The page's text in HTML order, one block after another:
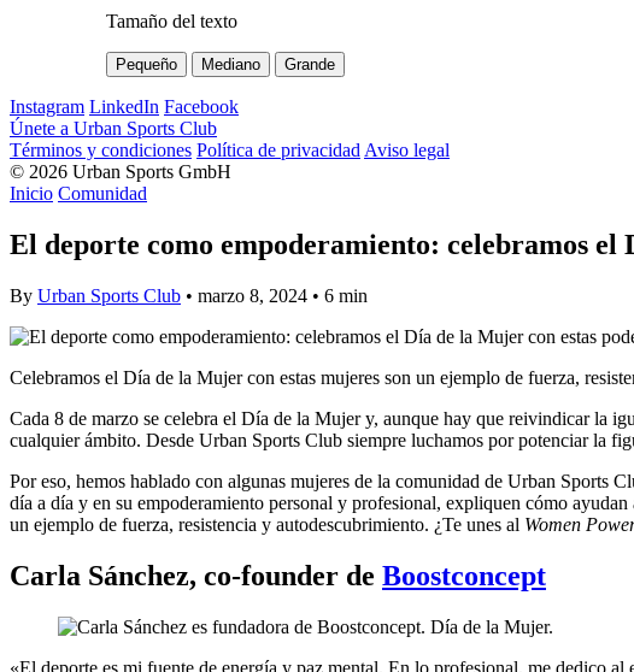
Tamaño del texto
Pequeño Mediano Grande
Instagram LinkedIn Facebook
Únete a Urban Sports Club
Términos y condiciones Política de privacidad Aviso legal
© 2026 Urban Sports GmbH
Inicio Comunidad
El deporte como empoderamiento: celebramos el
By Urban Sports Club • marzo 8, 2024 • 6 min
Celebramos el Día de la Mujer con estas mujeres son un ejemplo de fuerza,
Cada 8 de marzo se celebra el Día de la Mujer y, aunque hay que reivindicar la
cualquier ámbito. Desde Urban Sports Club siempre luchamos por potenciar la
Por eso, hemos hablado con algunas mujeres de la comunidad de Urban Sports
día a día y en su empoderamiento personal y profesional, expliquen cómo
un ejemplo de fuerza, resistencia y autodescubrimiento. ¿Te unes al Women
Carla Sánchez, co-founder de Boostconcept
«El deporte es mi fuente de energía y paz mental. En lo profesional, me dedico